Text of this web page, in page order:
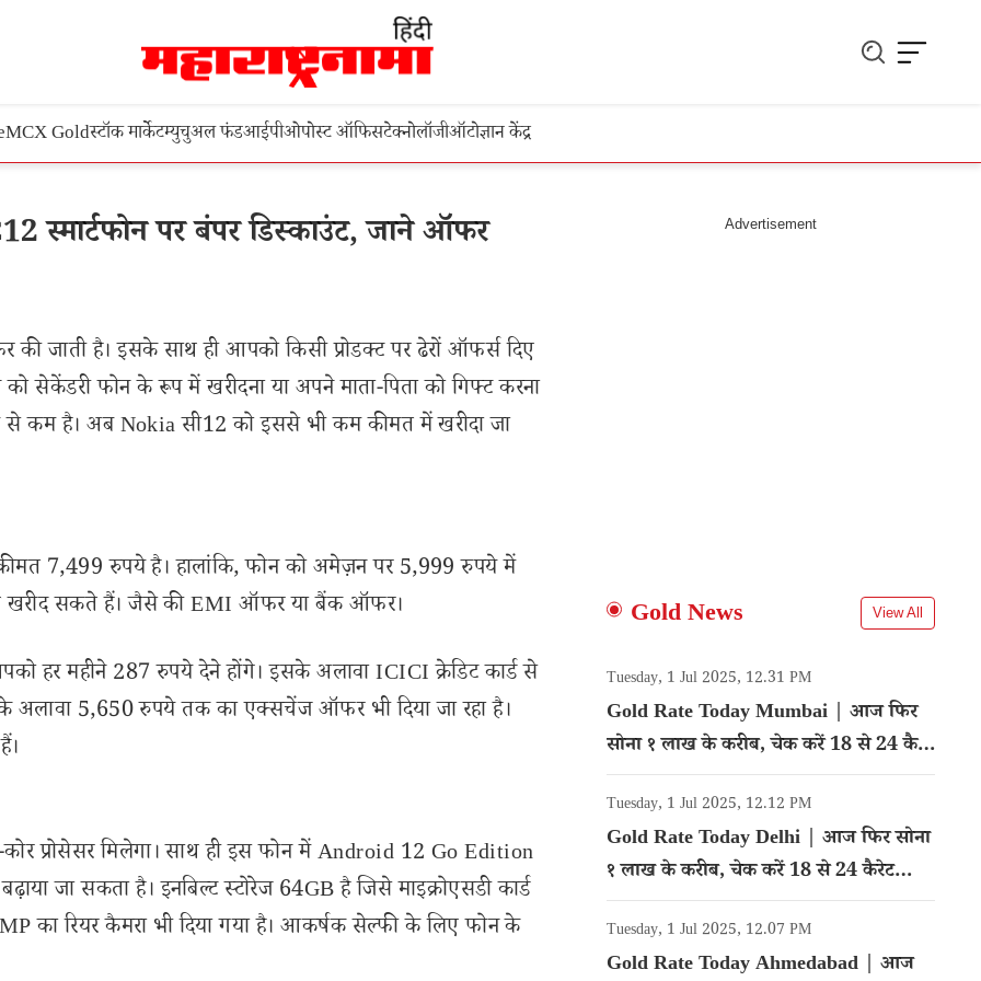
MCX Goldस्टॉक मार्केटम्युचुअल फंडआईपीओपोस्ट ऑफिसटेक्नोलॉजीऑटोज्ञान केंद्र
स्मार्टफोन पर बंपर डिस्काउंट, जाने ऑफर
जाती है। इसके साथ ही आपको किसी प्रोडक्ट पर ढेरों ऑफर्स दिए
सेकेंडरी फोन के रूप में खरीदना या अपने माता-पिता को गिफ्ट करना
से कम है। अब Nokia सी12 को इससे भी कम कीमत में खरीदा जा
7,499 रुपये है। हालांकि, फोन को अमेज़न पर 5,999 रुपये में
खरीद सकते हैं। जैसे की EMI ऑफर या बैंक ऑफर।
हर महीने 287 रुपये देने होंगे। इसके अलावा ICICI क्रेडिट कार्ड से
अलावा 5,650 रुपये तक का एक्सचेंज ऑफर भी दिया जा रहा है।
प्रोसेसर मिलेगा। साथ ही इस फोन में Android 12 Go Edition
जा सकता है। इनबिल्ट स्टोरेज 64GB है जिसे माइक्रोएसडी कार्ड
का रियर कैमरा भी दिया गया है। आकर्षक सेल्फी के लिए फोन के
Gold News View All
Tuesday, 1 Jul 2025, 12.31 PM
Gold Rate Today Mumbai | आज फिर
सोना १ लाख के करीब, चेक करें 18 से 24 कैरेट
गोल्ड का रेट
Tuesday, 1 Jul 2025, 12.12 PM
Gold Rate Today Delhi | आज फिर सोना
१ लाख के करीब, चेक करें 18 से 24 कैरेट
गोल्ड का रेट
Tuesday, 1 Jul 2025, 12.07 PM
Gold Rate Today Ahmedabad | आज